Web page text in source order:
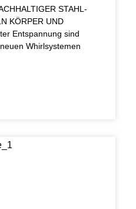
STAHL-
KÖRPER UND
Entspannung sind
Whirlsystemen